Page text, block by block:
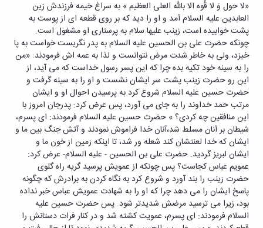
«لا حول وَ لا قُوه الا بالله العلی العظیم » به سراغ خیمه فرزندش زین
العابدین علیه السلام آمد و او را دید که بر روی قطعه ای از پوست به
پشت خوابیده است، زینب علیها سلام به پرستاری او مشغول است.
چونکه حضرت علی بن الحسین علیه السلام به پدر نگریست خواست به پا
خیزد، ولی به خاطر شدت مرض نتوانست و لذا به عمه اش فرمودند: «من
را به سینه خود تکیه بده چرا که این پسر رسول خداست که می آید، از
این رو حضرت زینب پشت سر ایشان نشست و او را به سینه گرفت و
حضرت حسین علیه السلام شروع کرد به پرسیدن احوال او و ایشان
مرتب حمد خداوند را به جای می آورد، پس عرض کرد: پدرجان امروز با
این منافقین چه کردی؟ » حضرت حسین علیه السلام فرمودند: ای پسرم،
شیطان بر آنان مسلط شد،آنان خدا فراموش نمودند و آتش جنگ بین ما و
ایشان که خدا لعنتشان کند شعله ور شد، تا اینکه زمین از خون ما و
ایشان لبریز گردید. حضرت علی بن الحسین - علیه السلام- عرض کرد:
عمویم عباس کجاست؟ پس چونکه از عمویش پرسید گریه راه گلوی
حضرت زینب را بند آورد و شروع کرد به نگاه کردن به برادرش که چگونه
پاسخ ایشان را می دهد چرا که او را به شهادت عمویش عباس خبر نداده
بود، زیرا می ترسید مرضش شدیدتر شود. پس حضرت حسین علیه
السلام فرمودند: ای پسرم، عمویت کشته شد و در کنار فرات دستانش را